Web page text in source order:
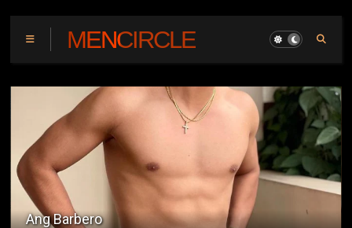
MENCIRCLE
Ang Lalake Sa Village